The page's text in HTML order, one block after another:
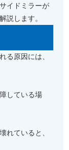
イドミラーが
説します。
る原因には、
している場
れていると、